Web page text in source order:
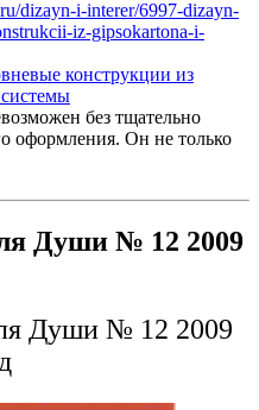
конструкции из
без тщательно
оформления. Он не только
Души № 12 2009
Души № 12 2009